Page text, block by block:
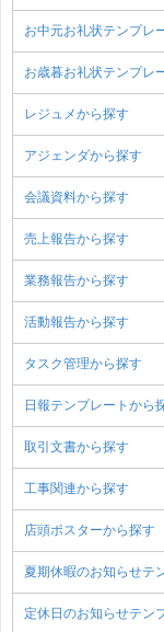
お中元お礼状テンプレ
お歳暮お礼状テンプレ
レジュメから探す
アジェンダから探す
会議資料から探す
売上報告から探す
業務報告から探す
活動報告から探す
タスク管理から探す
日報テンプレートから
取引文書から探す
工事関連から探す
店頭ポスターから探す
夏期休暇のお知らせテ
定休日のお知らせテン